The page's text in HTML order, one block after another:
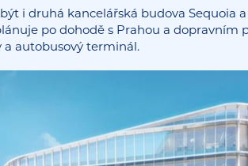
i druhá kancelářská budova Sequoia
po dohodě s Prahou a dopravním
a autobusový terminál.